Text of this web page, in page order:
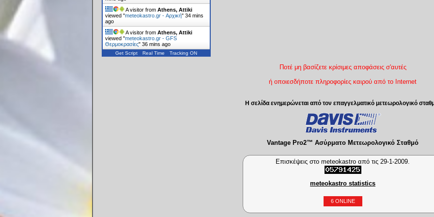
A visitor fromAthens, Attiki
viewed "meteokastro.gr - Αρχική"34 mins
ago
A visitor fromAthens, Attiki
viewed "meteokastro.gr - GFS
Θερμοκρασίες"36 mins ago
Get Script Real Time Tracking ON
Ποτέ μη βασίζετε κρίσιμες αποφάσεις σ'αυτές
ή οποιεσδήποτε πληροφορίες καιρού από το Internet
Η σελίδα ενημερώνεται από τον επαγγελματικό μετεωρολογικό
Vantage Pro2™ Ασύρματο Μετεωρολογικό Σταθμό
Επισκέψεις στο meteokastro από τις 29-1-2009.
meteokastro statistics
6 ONLINE